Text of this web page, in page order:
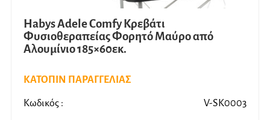
Habys Adele Comfy Κρεβάτι
Φυσιοθεραπείας Φορητό Μαύρο από
Αλουμίνιο 185×60εκ.
ΚΑΤΟΠΙΝ ΠΑΡΑΓΓΕΛΙΑΣ
Κωδικός : V-SK0003